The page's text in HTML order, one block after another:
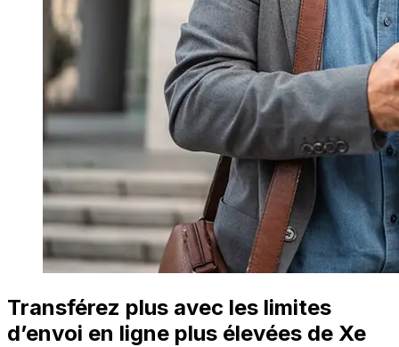
Transférez plus avec les limites
d’envoi en ligne plus élevées de Xe